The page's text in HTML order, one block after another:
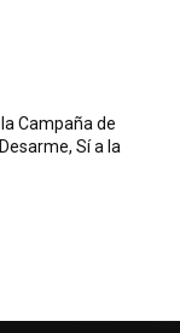
Campaña de
Sí a la